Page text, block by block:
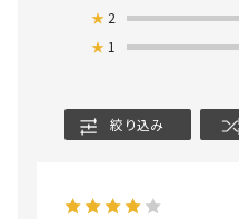
★ 2
★ 1
絞り込み